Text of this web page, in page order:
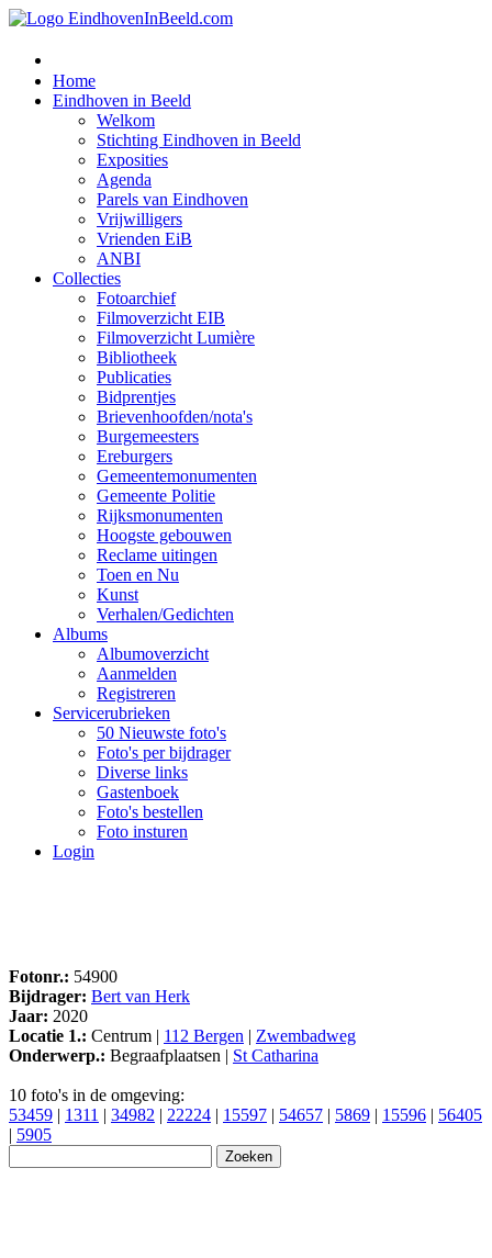
Home
Eindhoven in Beeld
Welkom
Stichting Eindhoven in Beeld
Exposities
Agenda
Parels van Eindhoven
Vrijwilligers
Vrienden EiB
ANBI
Collecties
Fotoarchief
Filmoverzicht EIB
Filmoverzicht Lumière
Bibliotheek
Publicaties
Bidprentjes
Brievenhoofden/nota's
Burgemeesters
Ereburgers
Gemeentemonumenten
Gemeente Politie
Rijksmonumenten
Hoogste gebouwen
Reclame uitingen
Toen en Nu
Kunst
Verhalen/Gedichten
Albums
Albumoverzicht
Aanmelden
Registreren
Servicerubrieken
50 Nieuwste foto's
Foto's per bijdrager
Diverse links
Gastenboek
Foto's bestellen
Foto insturen
Login
Fotonr.: 54900
Bijdrager: Bert van Herk
Jaar: 2020
Locatie 1.: Centrum | 112 Bergen | Zwembadweg
Onderwerp.: Begraafplaatsen | St Catharina
10 foto's in de omgeving:
53459 | 1311 | 34982 | 22224 | 15597 | 54657 | 5869 | 15596 | 56405
| 5905